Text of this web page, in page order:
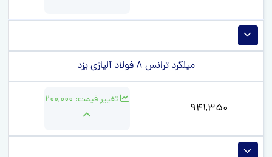
میلگرد ترانس 8 فولاد آلیاژی یزد
941,350
تغییر قیمت: 200,000